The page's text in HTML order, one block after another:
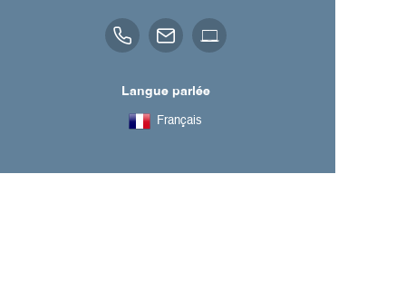
Langue parlée
Français